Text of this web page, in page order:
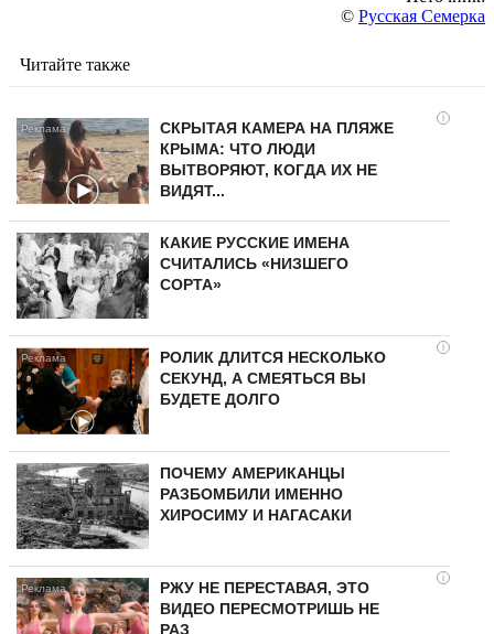
© Русская Семерка
Читайте также
i
СКРЫТАЯ КАМЕРА НА ПЛЯЖЕ
КРЫМА: ЧТО ЛЮДИ
ВЫТВОРЯЮТ, КОГДА ИХ НЕ
ВИДЯТ...
КАКИЕ РУССКИЕ ИМЕНА
СЧИТАЛИСЬ «НИЗШЕГО
СОРТА»
i
РОЛИК ДЛИТСЯ НЕСКОЛЬКО
СЕКУНД, А СМЕЯТЬСЯ ВЫ
БУДЕТЕ ДОЛГО
ПОЧЕМУ АМЕРИКАНЦЫ
РАЗБОМБИЛИ ИМЕННО
ХИРОСИМУ И НАГАСАКИ
i
РЖУ НЕ ПЕРЕСТАВАЯ, ЭТО
ВИДЕО ПЕРЕСМОТРИШЬ НЕ
РАЗ